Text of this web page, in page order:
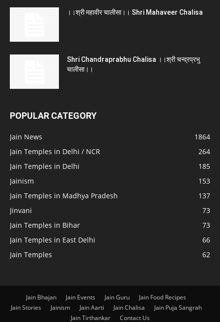
।।श्री महावीर चालीसा।। Shri Mahaveer Chalisa
Shri Chandraprabhu Chalisa ।।श्री चन्द्रप्रभु
चालीसा।।
POPULAR CATEGORY
Jain News
1864
Jain Temples in Delhi / NCR
264
Jain Temples in Delhi
185
Jainism
153
Jain Temples in Madhya Pradesh
137
Jinvani
73
Jain Temples in Bihar
73
Jain Temples in East Delhi
66
Jain Temples
62
Jain Bhajan Jain Events Jain Guru
Jain Food Recipes
Jain Stories
Jainism Jain Aarti Jain Chalisa
Jain Puja Sangrah
Jain Tirthankar
Contact Us